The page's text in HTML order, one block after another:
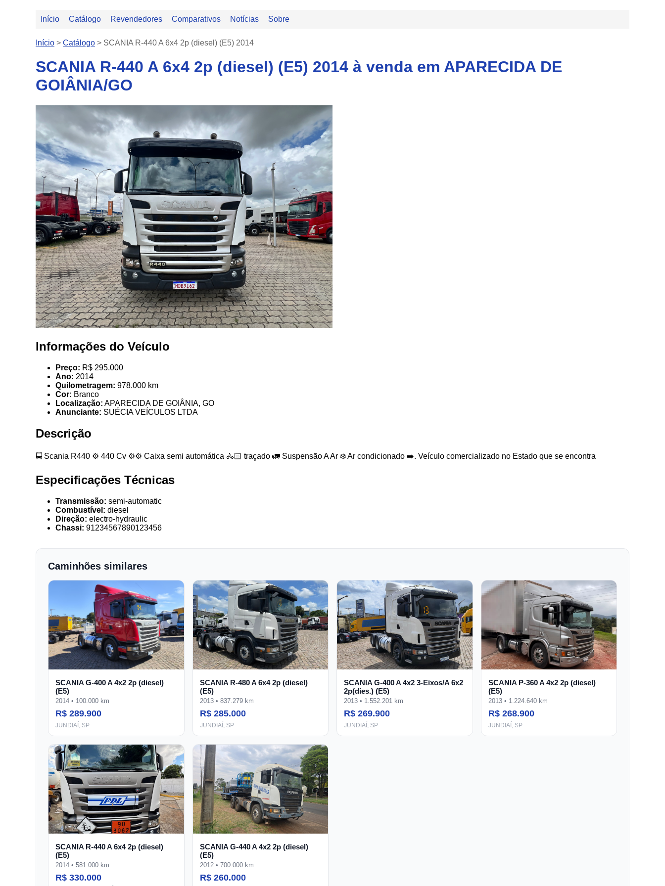
Início Catálogo Revendedores Comparativos Notícias Sobre
Início > Catálogo > SCANIA R-440 A 6x4 2p (diesel) (E5) 2014
SCANIA R-440 A 6x4 2p (diesel) (E5) 2014 à venda em APARECIDA DE
GOIÂNIA/GO
Informações do Veículo
Preço: R$ 295.000
Ano: 2014
Quilometragem: 978.000 km
Cor: Branco
Localização: APARECIDA DE GOIÂNIA, GO
Anunciante: SUÉCIA VEÍCULOS LTDA
Descrição
🚍 Scania R440 ⚙️ 440 Cv ⚙️⚙️ Caixa semi automática 🚴🏻 traçado 🚛 Suspensão A Ar ❄️ Ar condicionado ➡️. Veículo comercializado no Estado que se encontra
Especificações Técnicas
Transmissão: semi-automatic
Combustível: diesel
Direção: electro-hydraulic
Chassi: 91234567890123456
Caminhões similares
SCANIA G-400 A 4x2 2p (diesel)
(E5)
2014 • 100.000 km
R$ 289.900
JUNDIAÍ, SP
SCANIA R-480 A 6x4 2p (diesel)
(E5)
2013 • 837.279 km
R$ 285.000
JUNDIAÍ, SP
SCANIA G-400 A 4x2 3-Eixos/A 6x2
2p(dies.) (E5)
2013 • 1.552.201 km
R$ 269.900
JUNDIAÍ, SP
SCANIA P-360 A 4x2 2p (diesel)
(E5)
2013 • 1.224.640 km
R$ 268.900
JUNDIAÍ, SP
SCANIA R-440 A 6x4 2p (diesel)
(E5)
2014 • 581.000 km
R$ 330.000
SCANIA G-440 A 4x2 2p (diesel)
(E5)
2012 • 700.000 km
R$ 260.000